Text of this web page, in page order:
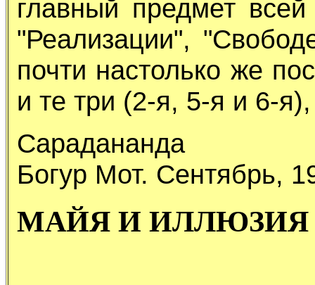
главный предмет
"Реализации",
почти настолько же
и те три (2-я, 5-я и 6-
Сарадананда
Богур Мот. Сентябрь,
МАЙЯ И ИЛЛЮЗИЯ